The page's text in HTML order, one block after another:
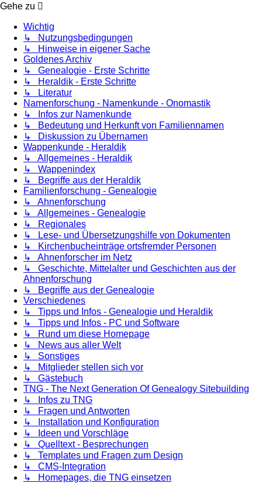
Gehe zu
Wichtig
↳ Nutzungsbedingungen
↳ Hinweise in eigener Sache
Goldenes Archiv
↳ Genealogie - Erste Schritte
↳ Heraldik - Erste Schritte
↳ Literatur
Namenforschung - Namenkunde - Onomastik
↳ Infos zur Namenkunde
↳ Bedeutung und Herkunft von Familiennamen
↳ Diskussion zu Übernamen
Wappenkunde - Heraldik
↳ Allgemeines - Heraldik
↳ Wappenindex
↳ Begriffe aus der Heraldik
Familienforschung - Genealogie
↳ Ahnenforschung
↳ Allgemeines - Genealogie
↳ Regionales
↳ Lese- und Übersetzungshilfe von Dokumenten
↳ Kirchenbucheinträge ortsfremder Personen
↳ Ahnenforscher im Netz
↳ Geschichte, Mittelalter und Geschichten aus der
Ahnenforschung
↳ Begriffe aus der Genealogie
Verschiedenes
↳ Tipps und Infos - Genealogie und Heraldik
↳ Tipps und Infos - PC und Software
↳ Rund um diese Homepage
↳ News aus aller Welt
↳ Sonstiges
↳ Mitglieder stellen sich vor
↳ Gästebuch
TNG - The Next Generation Of Genealogy Sitebuilding
↳ Infos zu TNG
↳ Fragen und Antworten
↳ Installation und Konfiguration
↳ Ideen und Vorschläge
↳ Quelltext - Besprechungen
↳ Templates und Fragen zum Design
↳ CMS-Integration
↳ Homepages, die TNG einsetzen